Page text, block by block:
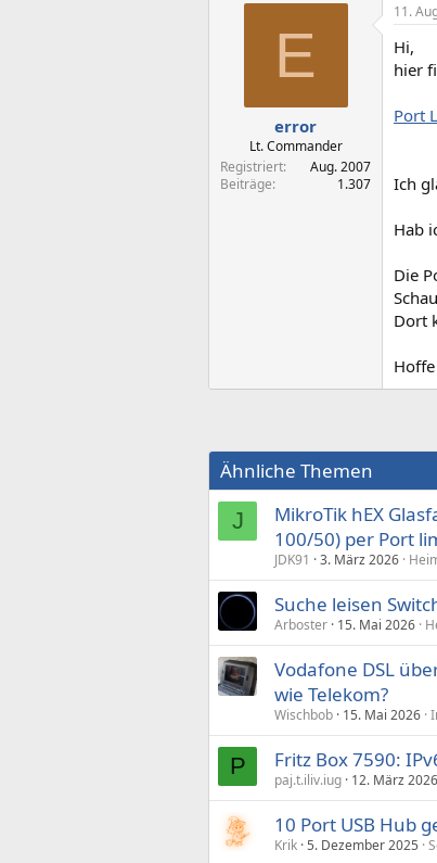
E
error
Lt. Commander
Registriert
Aug. 2007
Beiträge
1.307
11.
Hi,
hier
Port
Ich
Hab
Die
Dort
Ähnliche Themen
J
MikroTik hEX
100/50) per Port
JDK91 3. März 2026
Suche leisen
Arboster 15. Mai 2026
Vodafone DSL
wie Telekom?
Wischbob 15. Mai 2026
P Fritz Box 7590:
paj.t.iliv.iug 12. März 2026
10 Port USB Hub
Krik 5. Dezember 2025